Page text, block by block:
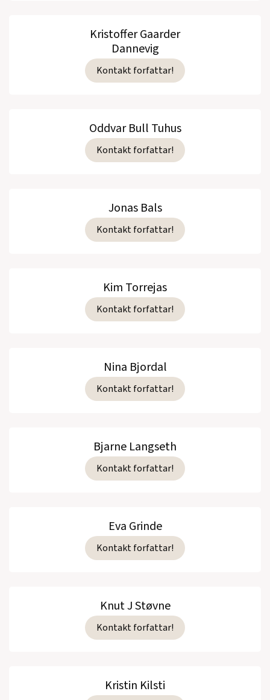
Kristoffer Gaarder
Dannevig
Kontakt forfattar!
Oddvar Bull Tuhus
Kontakt forfattar!
Jonas Bals
Kontakt forfattar!
Kim Torrejas
Kontakt forfattar!
Nina Bjordal
Kontakt forfattar!
Bjarne Langseth
Kontakt forfattar!
Eva Grinde
Kontakt forfattar!
Knut J Støvne
Kontakt forfattar!
Kristin Kilsti